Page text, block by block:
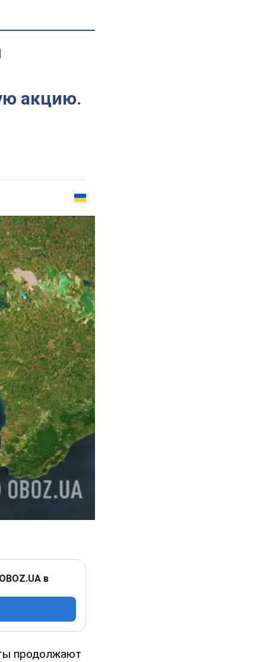
акцию.
в
продолжают